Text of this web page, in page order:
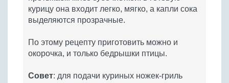
курицу она входит легко, мягко, а капли сока
выделяются прозрачные.
По этому рецепту приготовить можно и
окорочка, и только бедрышки птицы.
Совет: для подачи куриных ножек-гриль